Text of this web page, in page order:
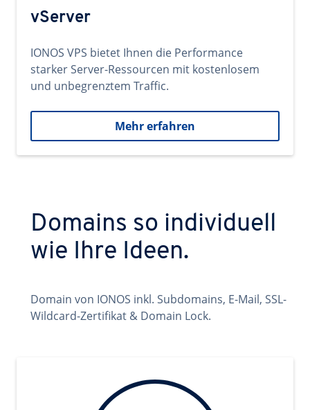
vServer
IONOS VPS bietet Ihnen die Performance
starker Server-Ressourcen mit kostenlosem
und unbegrenztem Traffic.
Mehr erfahren
Domains so individuell
wie Ihre Ideen.
Domain von IONOS inkl. Subdomains, E-Mail, SSL-
Wildcard-Zertifikat & Domain Lock.